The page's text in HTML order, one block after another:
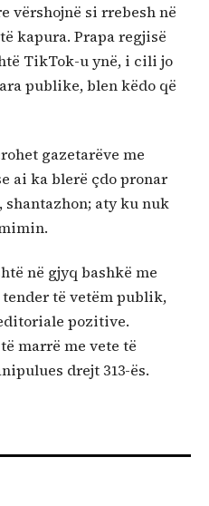
vërshojnë si rrebesh në
kapura. Prapa regjisë
TikTok-u ynë, i cili jo
publike, blen këdo që
gazetarëve me
ai ka blerë çdo pronar
aty ku nuk
në gjyq bashkë me
të vetëm publik,
pozitive.
marrë me vete të
drejt 313-ës.